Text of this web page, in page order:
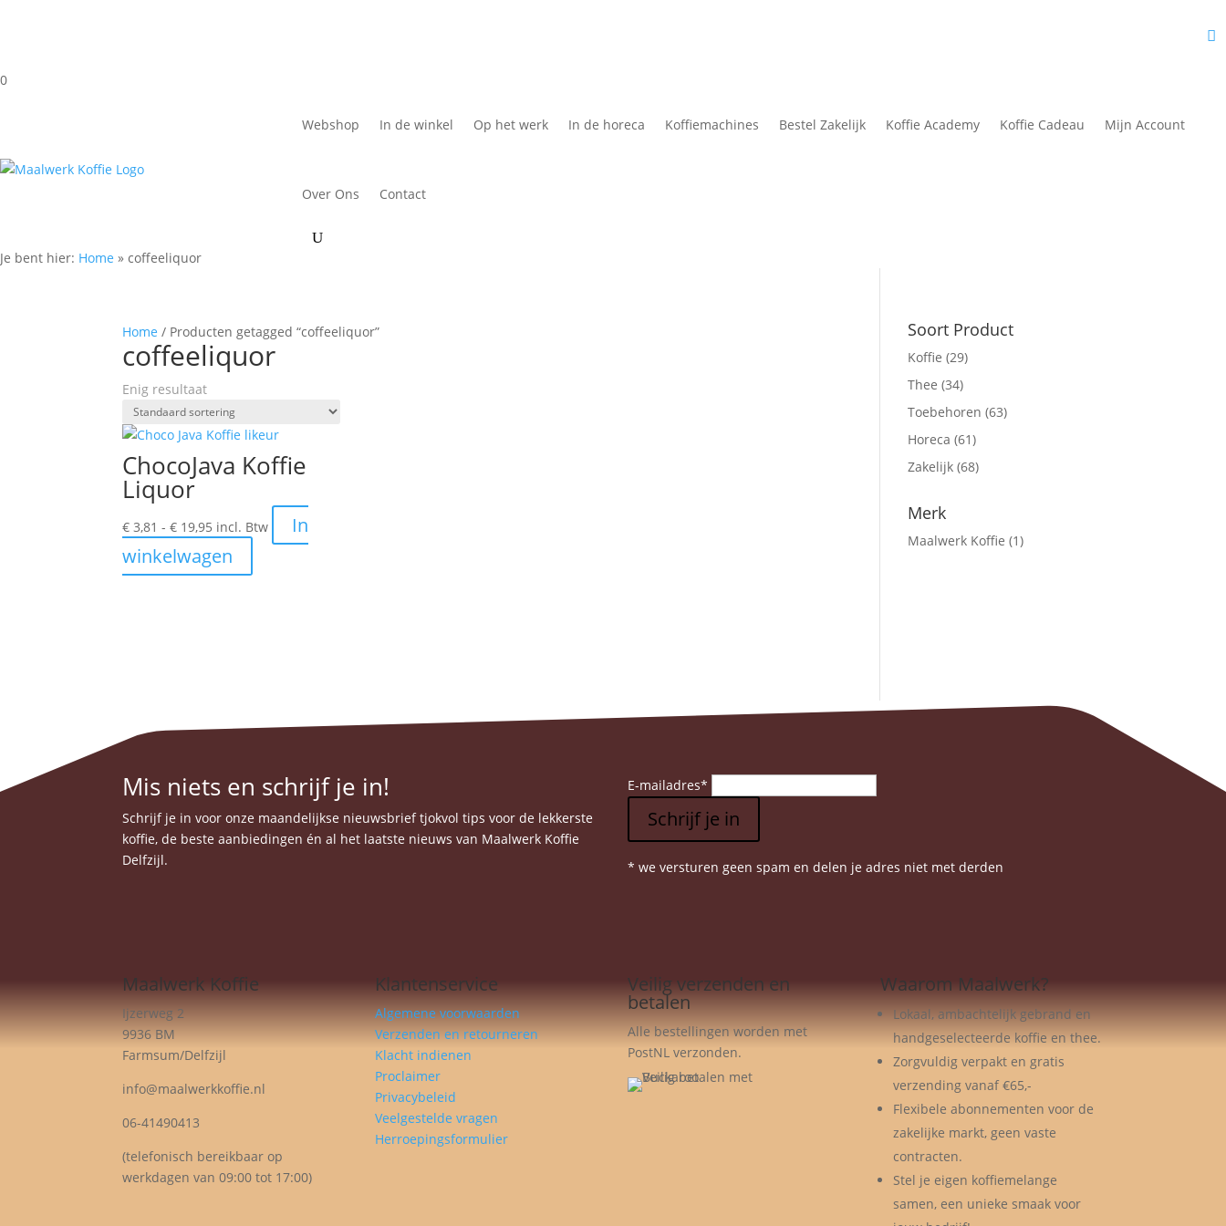
0
Webshop In de winkel Op het werk In de horeca Koffiemachines Bestel Zakelijk Koffie Academy Koffie Cadeau Mijn Account
Over Ons Contact
Je bent hier: Home » coffeeliquor
Home / Producten getagged “coffeeliquor”
coffeeliquor
Enig resultaat
ChocoJava Koffie
Liquor
€ 3,81 - € 19,95 Prijsklasse:
€ 3,81
tot
incl. Btw
In
winkelwagen
product
de
productpagina
Soort Product
Koffie (29)
Thee (34)
Toebehoren (63)
Horeca (61)
Zakelijk (68)
Merk
Maalwerk Koffie (1)
Mis niets en schrijf je in!
Schrijf je in voor onze maandelijkse nieuwsbrief tjokvol tips voor de lekkerste
koffie, de beste aanbiedingen én al het laatste nieuws van Maalwerk Koffie
Delfzijl.
E-mailadres*
Schrijf je in
* we versturen geen spam en delen je adres niet met derden
Maalwerk Koffie
Ijzerweg 2
9936 BM
Farmsum/Delfzijl
info@maalwerkkoffie.nl
06-41490413
(telefonisch bereikbaar op
werkdagen van 09:00 tot 17:00)
Klantenservice
Algemene voorwaarden
Verzenden en retourneren
Klacht indienen
Proclaimer
Privacybeleid
Veelgestelde vragen
Herroepingsformulier
Veilig verzenden en
betalen
Alle bestellingen worden met
PostNL verzonden.
Waarom Maalwerk?
Lokaal, ambachtelijk gebrand en
handgeselecteerde koffie en thee.
Zorgvuldig verpakt en gratis
verzending vanaf €65,-
Flexibele abonnementen voor de
zakelijke markt, geen vaste
contracten.
Stel je eigen koffiemelange
samen, een unieke smaak voor